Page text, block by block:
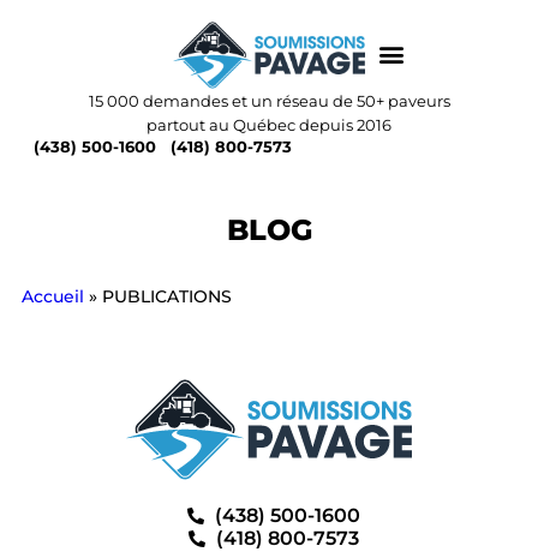
15 000 demandes et un réseau de 50+ paveurs
partout au Québec depuis 2016
(438) 500-1600
(418) 800-7573
BLOG
Accueil » PUBLICATIONS
(438) 500-1600
(418) 800-7573